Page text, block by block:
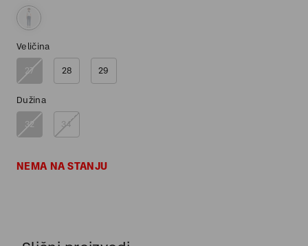
Veličina
27 28 29
Dužina
32 34
NEMA NA STANJU